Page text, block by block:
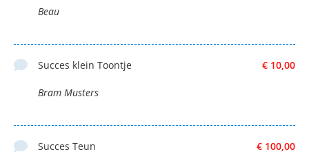
Beau
€ 10,00
Succes klein Toontje
Bram Musters
€ 100,00
Succes Teun